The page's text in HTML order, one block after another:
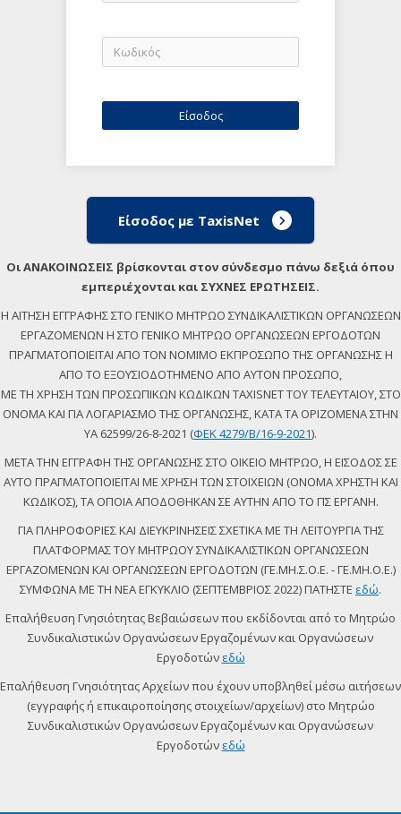
Είσοδος με TaxisNet
Οι ΑΝΑΚΟΙΝΩΣΕΙΣ βρίσκονται στον σύνδεσμο πάνω δεξιά όπου
εμπεριέχονται και ΣΥΧΝΕΣ ΕΡΩΤΗΣΕΙΣ.
Η ΑΙΤΗΣΗ ΕΓΓΡΑΦΗΣ ΣΤΟ ΓΕΝΙΚΟ ΜΗΤΡΩΟ ΣΥΝΔΙΚΑΛΙΣΤΙΚΩΝ ΟΡΓΑΝΩΣΕΩΝ
ΕΡΓΑΖΟΜΕΝΩΝ Η ΣΤΟ ΓΕΝΙΚΟ ΜΗΤΡΩΟ ΟΡΓΑΝΩΣΕΩΝ ΕΡΓΟΔΟΤΩΝ
ΠΡΑΓΜΑΤΟΠΟΙΕΙΤΑΙ ΑΠΟ ΤΟΝ ΝΟΜΙΜΟ ΕΚΠΡΟΣΩΠΟ ΤΗΣ ΟΡΓΑΝΩΣΗΣ Η
ΑΠΟ ΤΟ ΕΞΟΥΣΙΟΔΟΤΗΜΕΝΟ ΑΠΟ ΑΥΤΟΝ ΠΡΟΣΩΠΟ,
ΜΕ ΤΗ ΧΡΗΣΗ ΤΩΝ ΠΡΟΣΩΠΙΚΩΝ ΚΩΔΙΚΩΝ TAXISNET ΤΟΥ ΤΕΛΕΥΤΑΙΟΥ, ΣΤΟ
ΟΝΟΜΑ ΚΑΙ ΓΙΑ ΛΟΓΑΡΙΑΣΜΟ ΤΗΣ ΟΡΓΑΝΩΣΗΣ, ΚΑΤΑ ΤΑ ΟΡΙΖΟΜΕΝΑ ΣΤΗΝ
ΥΑ 62599/26-8-2021 (ΦΕΚ 4279/Β/16-9-2021).
ΜΕΤΑ ΤΗΝ ΕΓΓΡΑΦΗ ΤΗΣ ΟΡΓΑΝΩΣΗΣ ΣΤΟ ΟΙΚΕΙΟ ΜΗΤΡΩΟ, Η ΕΙΣΟΔΟΣ ΣΕ
ΑΥΤΟ ΠΡΑΓΜΑΤΟΠΟΙΕΙΤΑΙ ΜΕ ΧΡΗΣΗ ΤΩΝ ΣΤΟΙΧΕΙΩΝ (ΟΝΟΜΑ ΧΡΗΣΤΗ ΚΑΙ
ΚΩΔΙΚΟΣ), ΤΑ ΟΠΟΙΑ ΑΠΟΔΟΘΗΚΑΝ ΣΕ ΑΥΤΗΝ ΑΠΟ ΤΟ ΠΣ ΕΡΓΑΝΗ.
ΓΙΑ ΠΛΗΡΟΦΟΡΙΕΣ ΚΑΙ ΔΙΕΥΚΡΙΝΗΣΕΙΣ ΣΧΕΤΙΚΑ ΜΕ ΤΗ ΛΕΙΤΟΥΡΓΙΑ ΤΗΣ
ΠΛΑΤΦΟΡΜΑΣ ΤΟΥ ΜΗΤΡΩΟΥ ΣΥΝΔΙΚΑΛΙΣΤΙΚΩΝ ΟΡΓΑΝΩΣΕΩΝ
ΕΡΓΑΖΟΜΕΝΩΝ ΚΑΙ ΟΡΓΑΝΩΣΕΩΝ ΕΡΓΟΔΟΤΩΝ (ΓΕ.ΜΗ.Σ.Ο.Ε. - ΓΕ.ΜΗ.Ο.Ε.)
ΣΥΜΦΩΝΑ ΜΕ ΤΗ ΝΕΑ ΕΓΚΥΚΛΙΟ (ΣΕΠΤΕΜΒΡΙΟΣ 2022) ΠΑΤΗΣΤΕ εδώ.
Επαλήθευση Γνησιότητας Βεβαιώσεων που εκδίδονται από το Μητρώο
Συνδικαλιστικών Οργανώσεων Εργαζομένων και Οργανώσεων
Εργοδοτών εδώ
Επαλήθευση Γνησιότητας Αρχείων που έχουν υποβληθεί μέσω αιτήσεων
(εγγραφής ή επικαιροποίησης στοιχείων/αρχείων) στο Μητρώο
Συνδικαλιστικών Οργανώσεων Εργαζομένων και Οργανώσεων
Εργοδοτών εδώ